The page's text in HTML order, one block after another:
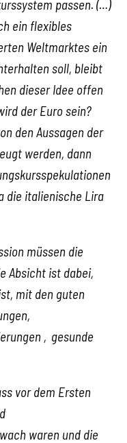
passen. (…)
ein flexibles
Weltmarktes ein
soll, bleibt
dieser Idee offen
der Euro sein?
den Aussagen der
werden, dann
die italienische Lira
müssen die
Absicht ist dabei,
mit den guten
‚gesunde
vor dem Ersten
waren und die